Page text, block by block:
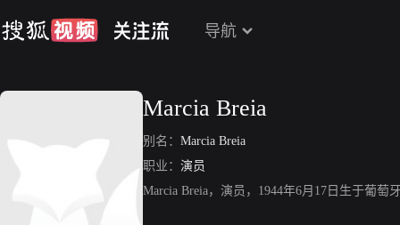
导航
Marcia Breia
别名： Marcia Breia
职业： 演员
Marcia Breia，演员，1944年6月17日生于葡